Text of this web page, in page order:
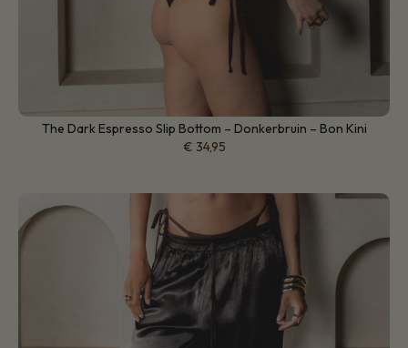
The Dark Espresso Slip Bottom – Donkerbruin – Bon Kini
€ 34,95